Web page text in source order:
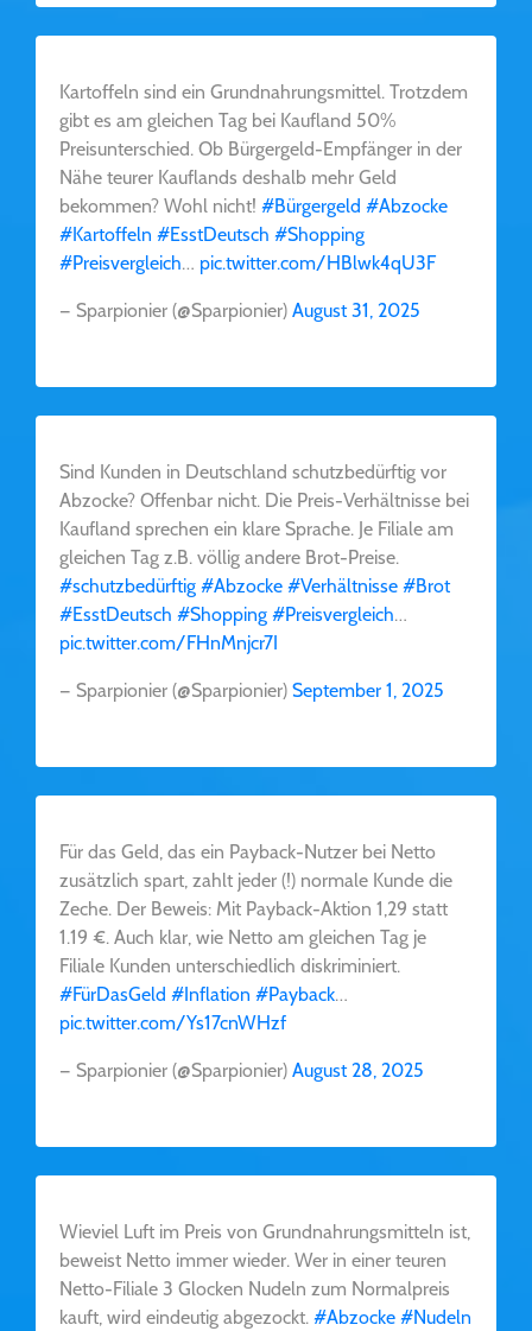
Kartoffeln sind ein Grundnahrungsmittel. Trotzdem
gibt es am gleichen Tag bei Kaufland 50%
Preisunterschied. Ob Bürgergeld-Empfänger in der
Nähe teurer Kauflands deshalb mehr Geld
bekommen? Wohl nicht! #Bürgergeld #Abzocke
#Kartoffeln #EsstDeutsch #Shopping
#Preisvergleich… pic.twitter.com/HBlwk4qU3F
— Sparpionier (@Sparpionier) August 31, 2025
Sind Kunden in Deutschland schutzbedürftig vor
Abzocke? Offenbar nicht. Die Preis-Verhältnisse bei
Kaufland sprechen ein klare Sprache. Je Filiale am
gleichen Tag z.B. völlig andere Brot-Preise.
#schutzbedürftig #Abzocke #Verhältnisse #Brot
#EsstDeutsch #Shopping #Preisvergleich…
pic.twitter.com/FHnMnjcr7I
— Sparpionier (@Sparpionier) September 1, 2025
Für das Geld, das ein Payback-Nutzer bei Netto
zusätzlich spart, zahlt jeder (!) normale Kunde die
Zeche. Der Beweis: Mit Payback-Aktion 1,29 statt
1.19 €. Auch klar, wie Netto am gleichen Tag je
Filiale Kunden unterschiedlich diskriminiert.
#FürDasGeld #Inflation #Payback…
pic.twitter.com/Ys17cnWHzf
— Sparpionier (@Sparpionier) August 28, 2025
Wieviel Luft im Preis von Grundnahrungsmitteln ist,
beweist Netto immer wieder. Wer in einer teuren
Netto-Filiale 3 Glocken Nudeln zum Normalpreis
kauft, wird eindeutig abgezockt. #Abzocke #Nudeln